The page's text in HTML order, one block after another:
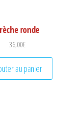
ronde
36,00€
au panier